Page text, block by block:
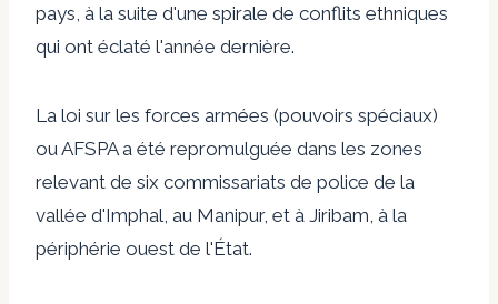
pays, à la suite d'une spirale de conflits ethniques
qui ont éclaté l'année dernière.
La loi sur les forces armées (pouvoirs spéciaux)
ou AFSPA a été repromulguée dans les zones
relevant de six commissariats de police de la
vallée d'Imphal, au Manipur, et à Jiribam, à la
périphérie ouest de l'État.